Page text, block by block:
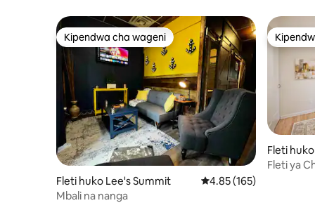
Kipendwa cha wageni
Kipendwa cha wageni
Fleti huko Lee's Summit Ukadiriaji wa wastani
4.85 (165)
Mbali na nanga
Fleti
Fleti ya